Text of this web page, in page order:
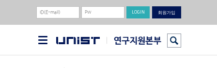
회원가입